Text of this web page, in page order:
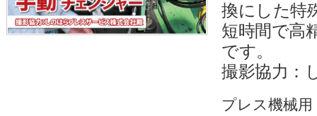
換にした特
短時間で高
です。
撮影協力：
プレス機械用